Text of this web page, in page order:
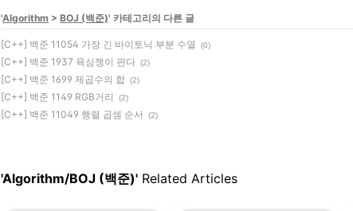
'Algorithm > BOJ (백준)' 카테고리의 다른 글
[C++] 백준 11054 가장 긴 바이토닉 부분 수열 (0)
[C++] 백준 1937 욕심쟁이 판다 (2)
[C++] 백준 1699 제곱수의 합 (2)
[C++] 백준 1149 RGB거리 (2)
[C++] 백준 11049 행렬 곱셈 순서 (2)
'Algorithm/BOJ (백준)' Related Articles